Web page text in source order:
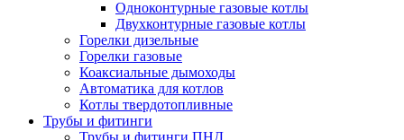
Одноконтурные газовые котлы
Двухконтурные газовые котлы
Горелки дизельные
Горелки газовые
Коаксиальные дымоходы
Автоматика для котлов
Котлы твердотопливные
Трубы и фитинги
Трубы и фитинги ПНД